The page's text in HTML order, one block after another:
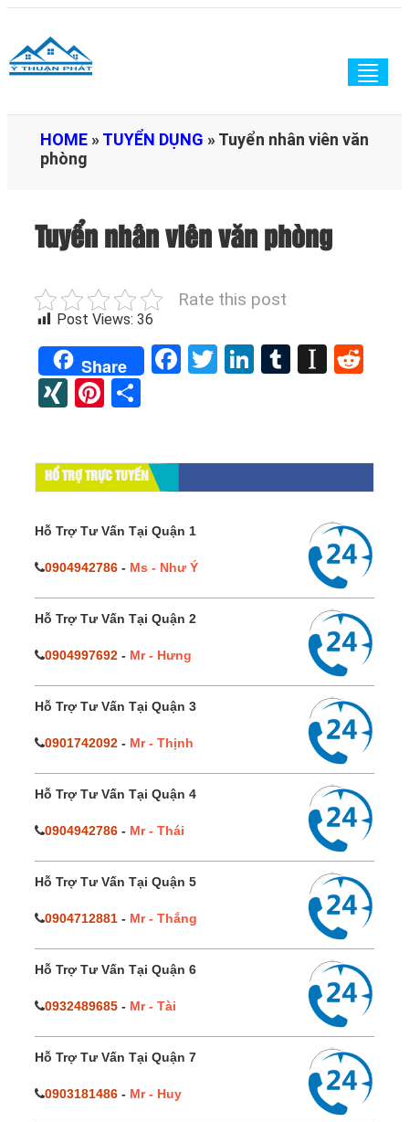
HOME »TUYỂN DỤNG »Tuyển nhân viên văn
phòng
Tuyển nhân viên văn phòng
Rate this post
Post Views: 36
Share Facebook
TwitterLinkedIn
Tumblr
XINGPinterest
HỔ TRỢ TRỰC TUYẾN
Hỗ Trợ Tư Vấn Tại Quận 1
0904942786 - Ms - Như Ý
Hỗ Trợ Tư Vấn Tại Quận 2
0904997692 - Mr - Hưng
Hỗ Trợ Tư Vấn Tại Quận 3
0901742092 - Mr - Thịnh
Hỗ Trợ Tư Vấn Tại Quận 4
0904942786 - Mr - Thái
Hỗ Trợ Tư Vấn Tại Quận 5
0904712881 - Mr - Thắng
Hỗ Trợ Tư Vấn Tại Quận 6
0932489685 - Mr - Tài
Hỗ Trợ Tư Vấn Tại Quận 7
0903181486 - Mr - Huy